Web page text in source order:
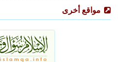
مواقع أخرى